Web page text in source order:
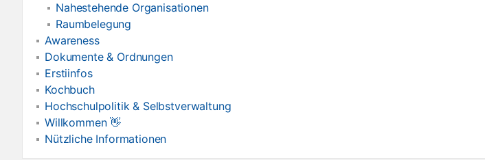
Nahestehende Organisationen
Raumbelegung
Awareness
Dokumente & Ordnungen
Erstiinfos
Kochbuch
Hochschulpolitik & Selbstverwaltung
Willkommen 👋
Nützliche Informationen